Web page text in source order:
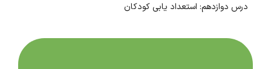
درس دوازدهم: استعداد یابی کودکان